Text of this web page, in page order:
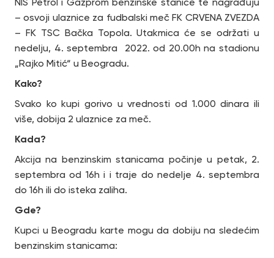
NIS Petrol i Gazprom benzinske stanice te nagrađuju
– osvoji ulaznice za fudbalski meč FK CRVENA ZVEZDA
– FK TSC Bačka Topola. Utakmica će se održati u
nedelju, 4. septembra 2022. od 20.00h na stadionu
„Rajko Mitić“ u Beogradu.
Kako?
Svako ko kupi gorivo u vrednosti od 1.000 dinara ili
više, dobija 2 ulaznice za meč.
Kada?
Akcija na benzinskim stanicama počinje u petak, 2.
septembra od 16h i i traje do nedelje 4. septembra
do 16h ili do isteka zaliha.
Gde?
Kupci u Beogradu karte mogu da dobiju na sledećim
benzinskim stanicama: